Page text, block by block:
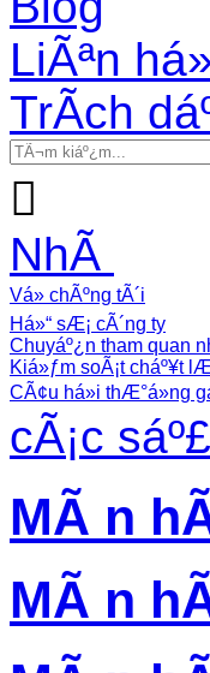
LiÃªn
TrÃ­ch

NhÃ
Vá» chÃºng tÃ´i
Há»“ sÆ¡ cÃ´ng ty
Chuyáº¿n tham quan
Kiá»ƒm soÃ¡t cháº¥t
CÃ¢u há»i thÆ°á»ng
cÃ¡c
MÃ n
MÃ n